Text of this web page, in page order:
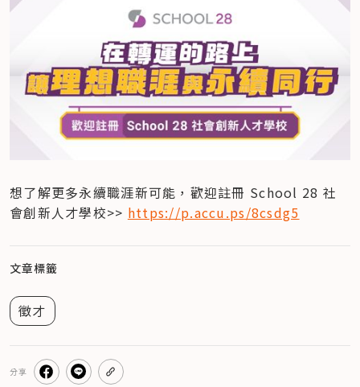
想了解更多永續職涯新可能，歡迎註冊 School 28 社
會創新人才學校>> https://p.accu.ps/8csdg5
文章標籤
徵才
分享